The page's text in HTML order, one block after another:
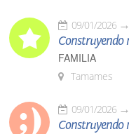
09/01/2026
FAMILIA
Tamames
09/01/2026